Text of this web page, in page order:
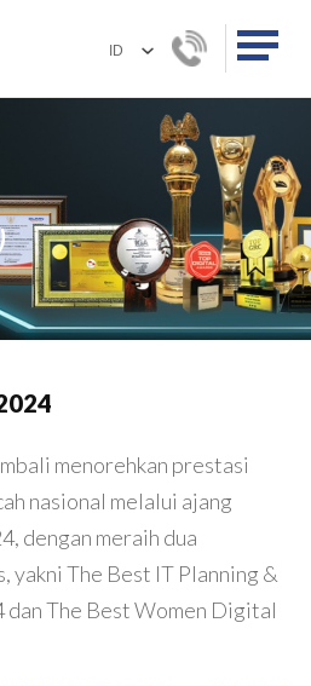
menorehkan prestasi
nasional melalui ajang
dengan meraih dua
yakni The Best IT Planning &
The Best Women Digital